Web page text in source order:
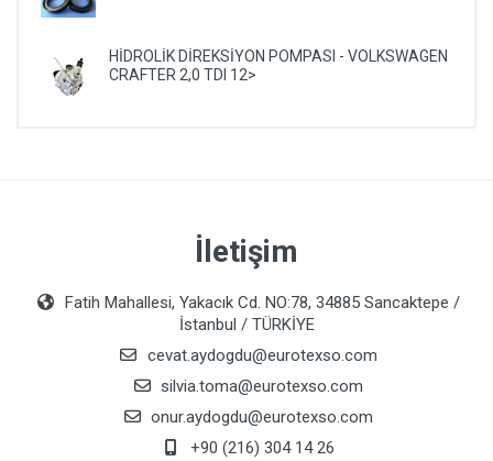
HİDROLİK DİREKSİYON POMPASI - VOLKSWAGEN
CRAFTER 2,0 TDI 12>
İletişim
Fatih Mahallesi, Yakacık Cd. NO:78, 34885 Sancaktepe /
İstanbul / TÜRKİYE
cevat.aydogdu@eurotexso.com
silvia.toma@eurotexso.com
onur.aydogdu@eurotexso.com
+90 (216) 304 14 26